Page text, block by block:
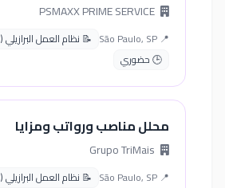
📍 São Paulo, SP
📝 نظام العمل البرازيلي (CLT)
🕒 حضوري
محلل مناصب ورواتب ومزايا
📍 São Paulo, SP
📝 نظام العمل البرازيلي (CLT)